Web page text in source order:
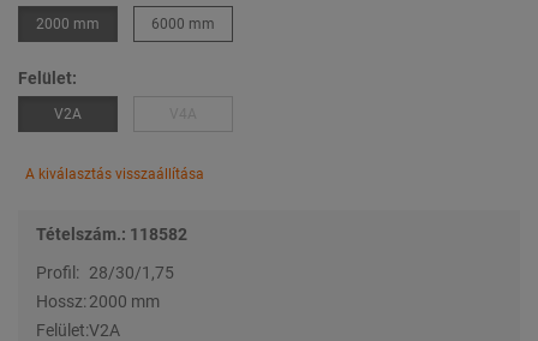
2000 mm 6000 mm
Felület:
V2A
A kiválasztás visszaállítása
Tételszám.: 118582
Profil:
28/30/1,75
Hossz: 2000 mm
Felület:V2A